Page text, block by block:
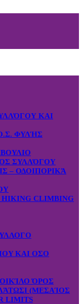
ΚΑΙ
ΦΥΛΉΣ
ΣΥΛΛΌΓΟΥ
– ΟΔΟΙΠΟΡΙΚΆ
HIKING CLIMBING
KAI ΟΣΟ
ΌΡΟΣ
(ΜΕΣΑΊΟΣ
LIMITS